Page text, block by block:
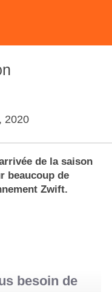
2020
de la saison
beaucoup de
Zwift.
besoin de